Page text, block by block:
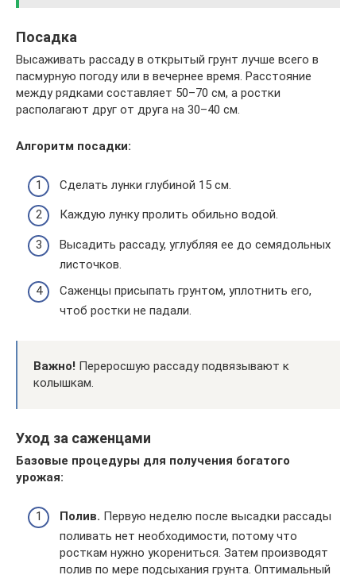
Посадка
Высаживать рассаду в открытый грунт лучше всего в
пасмурную погоду или в вечернее время. Расстояние
между рядками составляет 50–70 см, а ростки
располагают друг от друга на 30–40 см.
Алгоритм посадки:
Сделать лунки глубиной 15 см.
Каждую лунку пролить обильно водой.
Высадить рассаду, углубляя ее до семядольных
листочков.
Саженцы присыпать грунтом, уплотнить его,
чтоб ростки не падали.
Важно! Переросшую рассаду подвязывают к
колышкам.
Уход за саженцами
Базовые процедуры для получения богатого
урожая:
Полив. Первую неделю после высадки рассады
поливать нет необходимости, потому что
росткам нужно укорениться. Затем производят
полив по мере подсыхания грунта. Оптимальный